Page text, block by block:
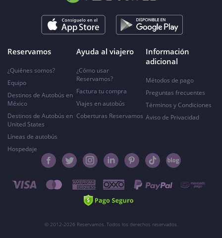
Reservamos
¿Quiénes somos?
Equipo
Destinos de Autobús en
México
Destinos de Autobús en
United States
Líneas de autobús
Hospedaje
Ayuda al viajero
¿Cómo usar
Reservamos?
Factura tu compra
Viajes en autobús
Coberturas Reservamos
Información
adicional
Métodos de pago
Preguntas frecuentes
Términos y Condiciones
Aviso de Privacidad
© 2012-2026 Reservamos. Todos los derechos reservados.